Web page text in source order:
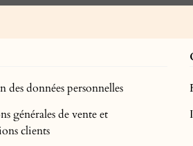
des données personnelles
générales de vente et
clients